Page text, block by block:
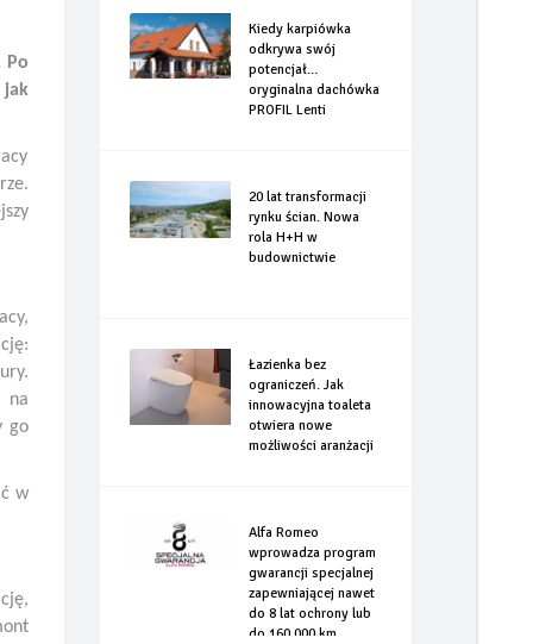
Po
na
go
w
Kiedy karpiówka
odkrywa swój
potencjał…
oryginalna dachówka
PROFIL Lenti
20 lat transformacji
rynku ścian. Nowa
rola H+H w
budownictwie
Łazienka bez
ograniczeń. Jak
innowacyjna toaleta
otwiera nowe
możliwości aranżacji
Alfa Romeo
wprowadza program
gwarancji specjalnej
zapewniającej nawet
do 8 lat ochrony lub
do 160.000 km